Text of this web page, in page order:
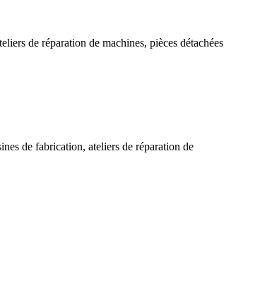
de réparation de machines, pièces détachées
de fabrication, ateliers de réparation de